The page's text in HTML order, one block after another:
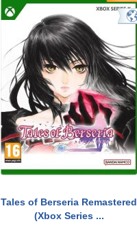
Tales of Berseria Remastered
(Xbox Series ...